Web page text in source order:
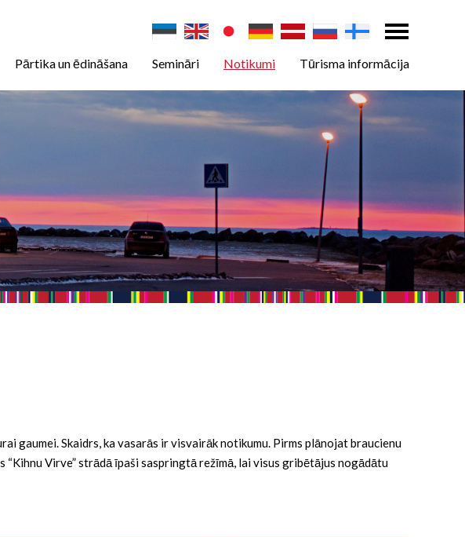
Pārtika un ēdināšana Semināri Notikumi Tūrisma informācija
gaumei. Skaidrs, ka vasarās ir visvairāk notikumu. Pirms plānojat braucienu
Virve” strādā īpaši saspringtā režīmā, lai visus gribētājus nogādātu